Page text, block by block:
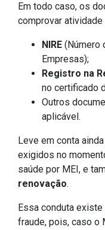
Em todo caso, os
comprovar
NIRE (Número
Empresas);
Registro na
no certificado
Outros
aplicável.
Leve em conta
exigidos no
saúde por MEI, e
renovação.
Essa conduta
fraude, pois, caso o